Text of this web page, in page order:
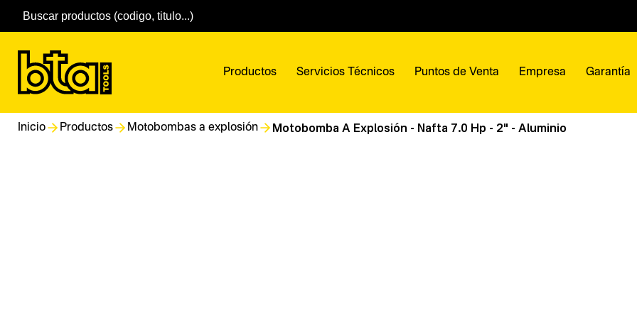
Productos Servicios Técnicos Puntos de Venta Empresa Garantía
Inicio Productos Motobombas a explosión Motobomba A Explosión - Nafta 7.0 Hp - 2" - Aluminio